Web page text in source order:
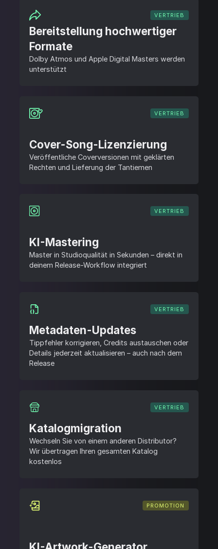
VERTRIEB
Bereitstellung hochwertiger
Formate
Dolby Atmos und Apple Digital Masters werden
unterstützt
VERTRIEB
Cover-Song-Lizenzierung
Veröffentliche Coverversionen mit geklärten
Rechten und Lieferung der Tantiemen
VERTRIEB
KI-Mastering
Master in Studioqualität in Sekunden – direkt in
deinem Release-Workflow integriert
VERTRIEB
Metadaten-Updates
Tippfehler korrigieren, Credits austauschen oder
Details jederzeit aktualisieren – auch nach dem
Release
VERTRIEB
Katalogmigration
Wechseln Sie von einem anderen Distributor?
Wir übertragen Ihren gesamten Katalog
kostenlos
PROMOTION